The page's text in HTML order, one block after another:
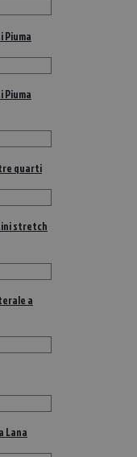
Piuma
Piuma
quarti
stretch
a
Lana